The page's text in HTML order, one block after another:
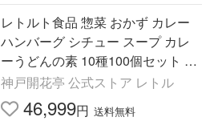
レトルト食品 惣菜 おかず カレー
ハンバーグ シチュー スープ カレ
ーうどんの素 10種100個セット 詰
め合わせ 神戸開花亭 常温保存 お
取り寄せ グルメ
神戸開花亭 公式ストア レトル
46,999円 送料無料